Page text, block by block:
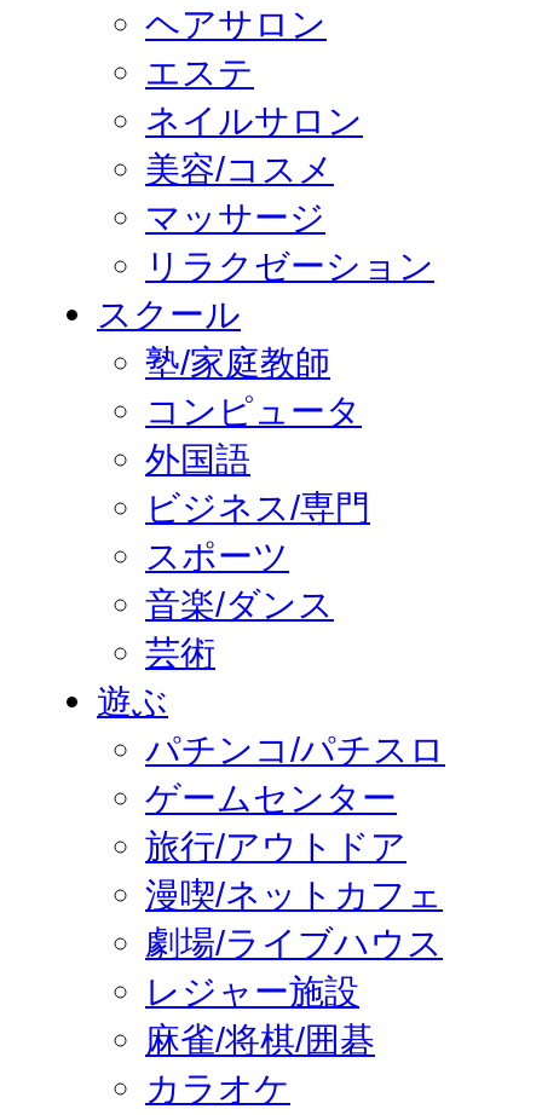
ヘアサロン
エステ
ネイルサロン
美容/コスメ
マッサージ
リラクゼーション
スクール
塾/家庭教師
コンピュータ
外国語
ビジネス/専門
スポーツ
音楽/ダンス
芸術
遊ぶ
パチンコ/パチスロ
ゲームセンター
旅行/アウトドア
漫喫/ネットカフェ
劇場/ライブハウス
レジャー施設
麻雀/将棋/囲碁
カラオケ